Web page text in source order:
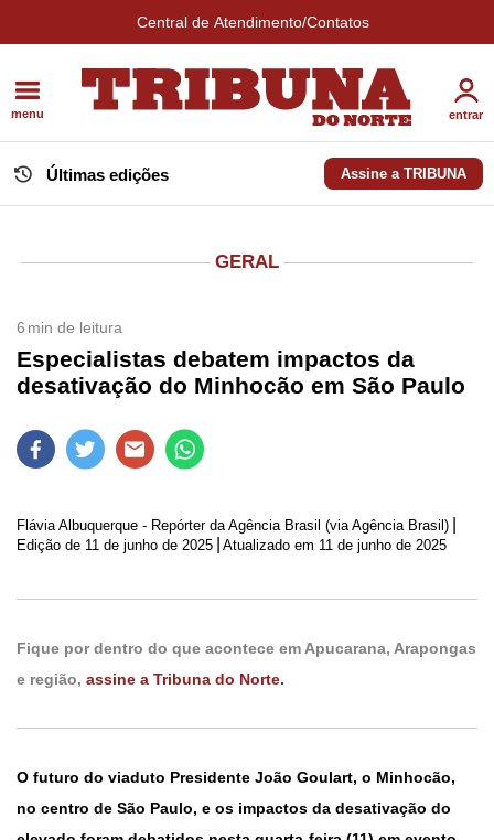
Central de Atendimento/Contatos
menu entrar
Últimas edições Assine a TRIBUNA
GERAL
6 min de leitura
Especialistas debatem impactos da
desativação do Minhocão em São Paulo
Flávia Albuquerque - Repórter da Agência Brasil (via Agência Brasil)
Edição de 11 de junho de 2025 Atualizado em 11 de junho de 2025
Fique por dentro do que acontece em Apucarana, Arapongas
e região, assine a Tribuna do Norte.
O futuro do viaduto Presidente João Goulart, o Minhocão,
no centro de São Paulo, e os impactos da desativação do